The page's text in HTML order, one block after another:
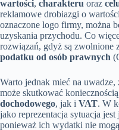
wartości, charakteru oraz
reklamowe drobiazgi o
oznaczone logo firmy, można
uzyskania przychodu. Co
rozwiązań, gdyż są zwolnione
podatku od osób prawnych
Warto jednak mieć na
może skutkować
dochodowego, jak i VAT. W
jako reprezentacja sytuacja
ponieważ ich wydatki nie